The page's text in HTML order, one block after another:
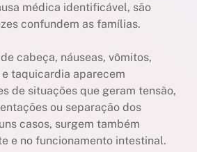
médica identificável, são
confundem as famílias.
cabeça, náuseas, vômitos,
taquicardia aparecem
de situações que geram tensão,
ou separação dos
casos, surgem também
e no funcionamento intestinal.